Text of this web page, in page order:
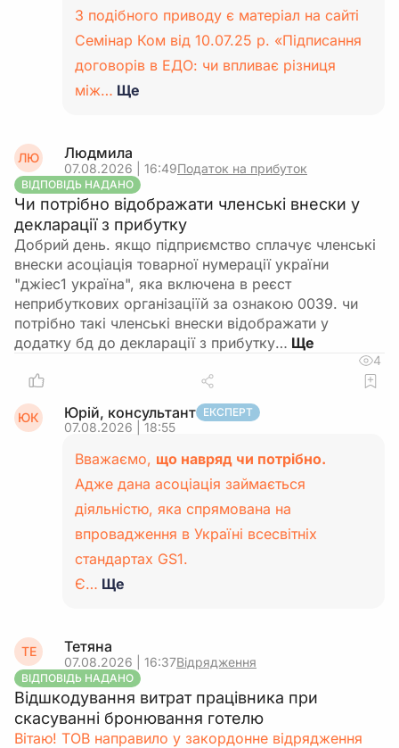
З подібного приводу є матеріал на сайті
Семінар Ком від 10.07.25 р. «Підписання
договорів в ЕДО: чи впливає різниця
між… Ще
ЛЮ Людмила
07.08.2026 | 16:49Податок на прибуток
ВІДПОВІДЬ НАДАНО
Чи потрібно відображати членські внески у
декларації з прибутку
Добрий день. якщо підприємство сплачує членські
внески асоціація товарної нумерації україни
"джіес1 україна", яка включена в реєст
неприбуткових організаціїй за ознакою 0039. чи
потрібно такі членські внески відображати у
додатку бд до декларації з прибутку…
4
ЮК Юрій, консультант ЕКСПЕРТ
07.08.2026 | 18:55
Вважаємо, що навряд чи потрібно.
Адже дана асоціація займається
діяльністю, яка спрямована на
впровадження в Україні всесвітніх
стандартах GS1.
Є… Ще
ТЕ Тетяна
07.08.2026 | 16:37Відрядження
ВІДПОВІДЬ НАДАНО
Відшкодування витрат працівника при
скасуванні бронювання готелю
Вітаю! ТОВ направило у закордонне відрядження